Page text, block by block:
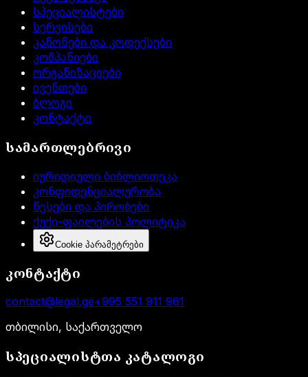
სპეციალისტები
სერვისები
კანონები და კოდექსები
კომპანიები
ორგანიზაციები
ივენთები
ბლოგი
კონტაქტი
სამართლებრივი
იურიდიული ბიბლიოთეკა
კონფიდენციალურობა
წესები და პირობები
ქუქი-ფაილების პოლიტიკა
Cookie პარამეტრები
კონტაქტი
contact@legal.ge+995 551 911 961
თბილისი, საქართველო
სპეციალისტთა კატალოგი